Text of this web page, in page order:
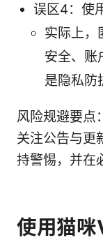
误区4：使
实际上，
安全、账
是隐私防
风险规避要点
关注公告与更
持警惕，并在
使用猫咪